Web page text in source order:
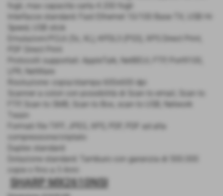
fogli, max capacità carta 4.200 fogli
Interfacce standard: Fast Ethernet 10/100 Base TX, USB Hi-
Speed, USB stick
Emulazioni:PCL6 (5c, XL), KPDL3 (PS3), XPS Direct Print,
PDF Direct Print
Protocolli supportati: AppleTalk, NetBEUI, FTP, Port9100,
LPR, NetWare
Risoluzione: copia/stampa 600x600 dpi
Scanner a colori con possibilità di Scan to email, Scan to
FTP, Scan to SMB, Scan to Box, scan to USB, Network
Twain
Formati file TIFF, JPEG, XPS, PDF, PDF ad alta
compressione/criptato
Duplex standard
Dotazione standard: Tamburo con garanzia di 500.000
copie o fino a 3 Anni
SHARP MX2610NSI